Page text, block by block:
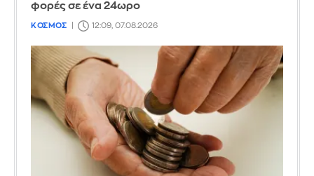
φορές σε ένα 24ωρο
ΚΟΣΜΟΣ 12:09, 07.08.2026